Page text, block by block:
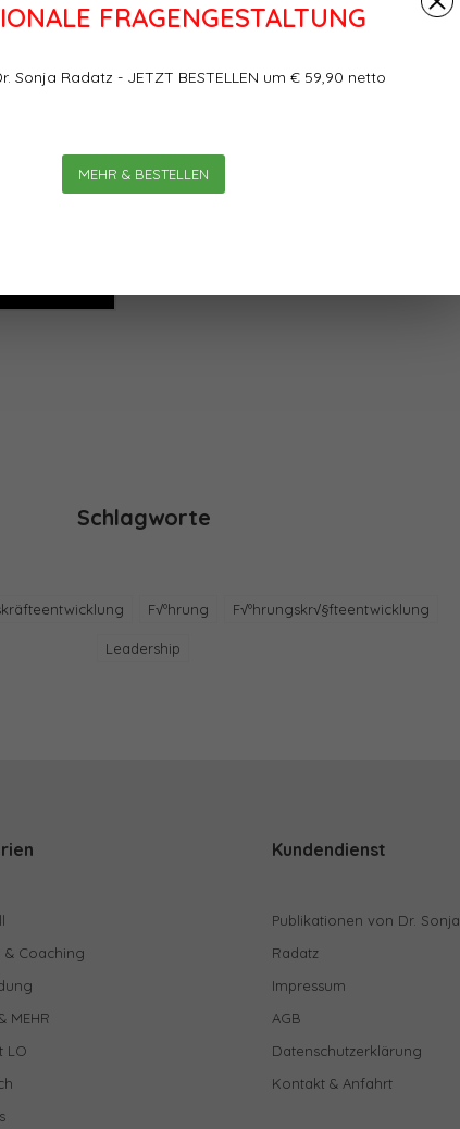
FRAGENGESTALTUNG
Sonja Radatz - JETZT BESTELLEN um € 59,90 netto
MEHR & BESTELLEN
Schlagworte
F√ºhrung F√ºhrungskr√§fteentwicklung
Leadership
& Coaching
MEHR
LO
Kundendienst
Publikationen von Dr. Sonja
Radatz
Impressum
AGB
Datenschutzerklärung
Kontakt & Anfahrt